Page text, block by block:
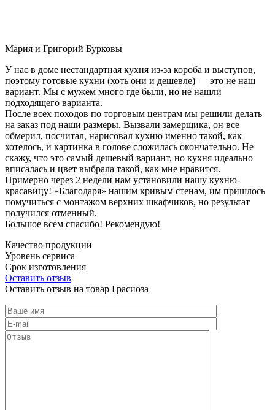
Мария и Григорий Бурковы
У нас в доме нестандартная кухня из-за короба и выступов,
поэтому готовые кухни (хоть они и дешевле) — это не наш
вариант. Мы с мужем много где были, но не нашли
подходящего варианта.
После всех походов по торговым центрам мы решили делать
на заказ под наши размеры. Вызвали замерщика, он все
обмерил, посчитал, нарисовал кухню именно такой, как
хотелось, и картинка в голове сложилась окончательно. Не
скажу, что это самый дешевый вариант, но кухня идеально
вписалась и цвет выбрала такой, как мне нравится.
Примерно через 2 недели нам установили нашу кухню-
красавицу! «Благодаря» нашим кривым стенам, им пришлось
помучиться с монтажом верхних шкафчиков, но результат
получился отменный.
Большое всем спасибо! Рекомендую!
Качество продукции
Уровень сервиса
Срок изготовления
Оставить отзыв
Оставить отзыв на товар Грасиоза